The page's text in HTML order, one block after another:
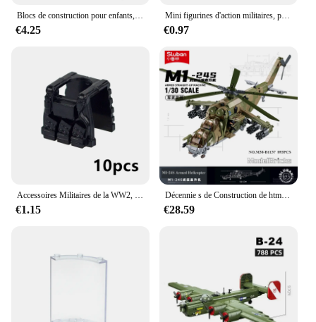
Blocs de construction pour enfants, briques épaisses de bricolage, 1x2x5 1x1x5 points, jouets éducatifs créatifs, compatibles Leduo 2453 2454
€4.25
Mini figurines d'action militaires, pack d'armes MOC SWAT, forces spéciales, soldats pistolets, police moderne, ville, armée, briques de construction nocturnes, jouet
€0.97
Accessoires Militaires de la WW2, Brick City Police Forces, Casque, Sac à Dos, RapArmor Glaimporter, Soirées, Figurines de Soldats, Arme, Jouet pour Enfant
€1.15
Décennie s de Construction de html Hélicoptère MI-24S WW2, Arme de l'Armée Militaire, Soldat Créatif en Briques, Jouets Longs 50cm mi24, 893 Pièces
€28.59